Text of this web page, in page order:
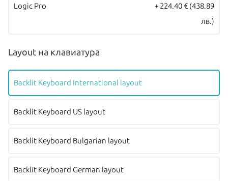
Logic Pro + 224.40 € (438.89
лв.)
Layout на клавиатура
Backlit Keyboard International layout
Backlit Keyboard US layout
Backlit Keyboard Bulgarian layout
Backlit Keyboard German layout